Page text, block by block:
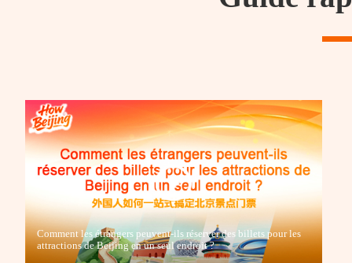
Comment les étrangers peuvent-ils réserver des billets pour les
attractions de Beijing en un seul endroit ?